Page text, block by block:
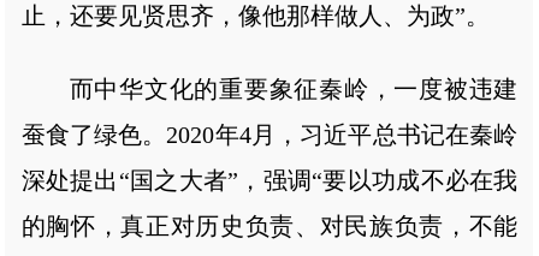
止，还要见贤思齐，像他那样做人、为政”。
而中华文化的重要象征秦岭，一度被违建
蚕食了绿色。2020年4月，习近平总书记在秦岭
深处提出“国之大者”，强调“要以功成不必在我
的胸怀，真正对历史负责、对民族负责，不能